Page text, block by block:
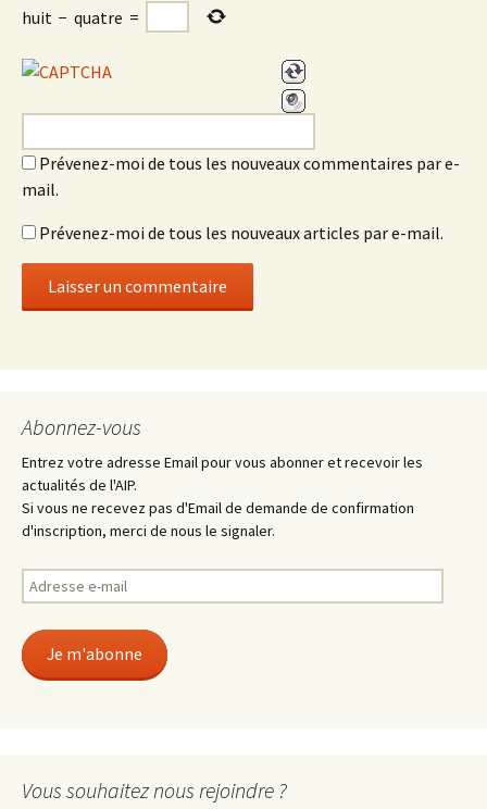
huit − quatre =
Prévenez-moi de tous les nouveaux commentaires par e-
mail.
Prévenez-moi de tous les nouveaux articles par e-mail.
Abonnez-vous
Entrez votre adresse Email pour vous abonner et recevoir les
actualités de l'AIP.
Si vous ne recevez pas d'Email de demande de confirmation
d'inscription, merci de nous le signaler.
Adresse
e-
Je m'abonne
Vous souhaitez nous rejoindre ?